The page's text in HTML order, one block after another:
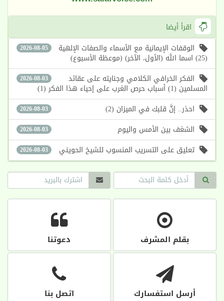
اقرأ أيضا
2026-08-05 الوقفات الإيمانية مع الأسماء والصفات الإلهية
(25) اسما الله (الأول، الآخر) (موعظة الأسبوع)
2026-08-03 الفكر الخرافي الكلامي وجنايته على عقائد
المسلمين (1) أسباب حرص الغرب على إحياء هذا الفكر (1)
2026-08-03 احذر.. إنَّ قلبك في الميزان (2)
2026-08-03 الشغف بين الأمس واليوم
2026-08-03 تعليق على التسريب المنسوب للشيخ الحويني
بقلم المشرف دعوتنا
أرسل استفسارك اتصل بنا